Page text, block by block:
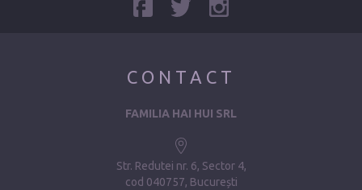
CONTACT
FAMILIA HAI HUI SRL
Str. Redutei nr. 6, Sector 4
cod 040757, București